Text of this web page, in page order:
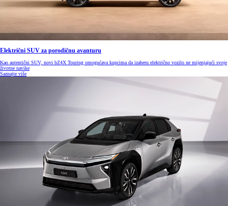
Električni SUV za porodičnu avanturu
Kao autentični SUV, novi bZ4X Touring omogućava kupcima da izaberu električno vozilo ne mijenjajući svoje
životne navike
Saznajte više